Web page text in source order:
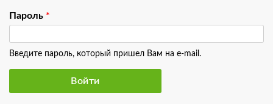
Пароль *
Введите пароль, который пришел Вам на e-mail.